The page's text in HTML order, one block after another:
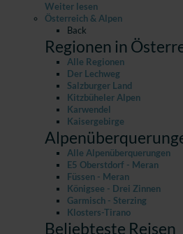
Weiter lesen
Österreich & Alpen
Back
Regionen in
Alle Regionen
Der Lechweg
Salzburger Land
Kitzbüheler Alpen
Karwendel
Kaisergebirge
Alle Alpenüberquerungen
E5 Oberstdorf - Meran
Füssen - Meran
Königsee - Drei Zinnen
Garmisch - Sterzing
Klosters-Tirano
Beliebteste Reisen